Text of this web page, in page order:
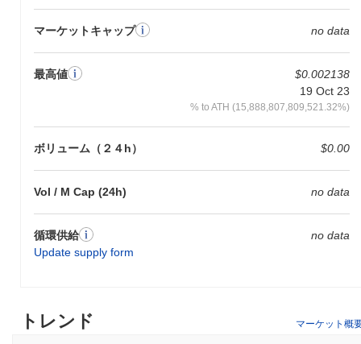
マーケットキャップ no data
最高値
$0.002138
19 Oct 23
% to ATH (15,888,807,809,521.32%)
ボリューム（２４h） $0.00
Vol / M Cap (24h) no data
循環供給
Update supply form
no data
トレンド マーケット概